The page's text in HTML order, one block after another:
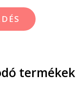
termékek